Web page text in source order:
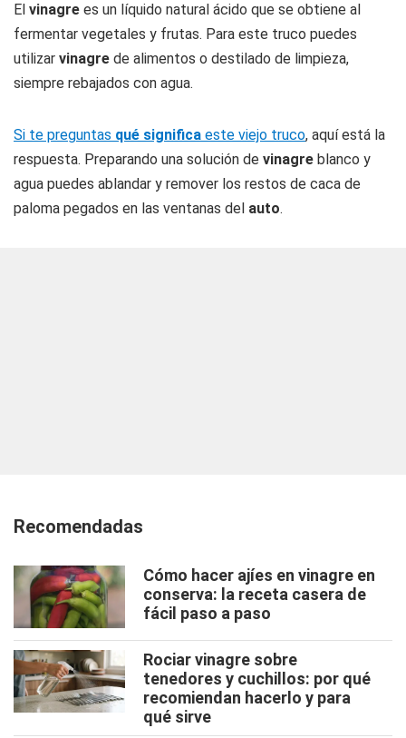
El vinagre es un líquido natural ácido que se obtiene al
fermentar vegetales y frutas. Para este truco puedes
utilizar vinagre de alimentos o destilado de limpieza,
siempre rebajados con agua.
Si te preguntas qué significa este viejo truco, aquí está la
respuesta. Preparando una solución de vinagre blanco y
agua puedes ablandar y remover los restos de caca de
paloma pegados en las ventanas del auto.
Recomendadas
Cómo hacer ajíes en vinagre en
conserva: la receta casera de
fácil paso a paso
Rociar vinagre sobre
tenedores y cuchillos: por qué
recomiendan hacerlo y para
qué sirve